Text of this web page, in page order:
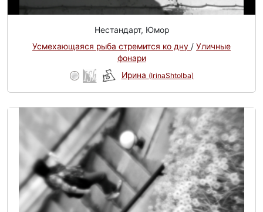
Нестандарт, Юмор
Усмехающаяся рыба стремится ко дну / Уличные
фонари
Ирина (IrinaShtolba)